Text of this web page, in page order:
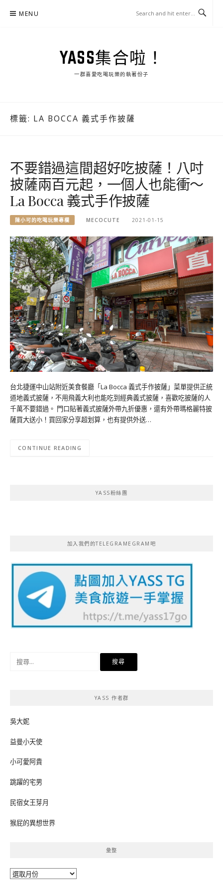
MENU
YASS集合啦！
一群喜愛吃喝玩樂的執著份子
標籤: LA BOCCA 義式手作披薩
不要錯過這間超好吃披薩！八吋
披薩兩百元起，一個人也能衝～
La Bocca 義式手作披薩
陳小可的吃喝玩樂專欄 MECOCUTE 2021-01-15
台北捷運中山站附近美食餐廳「La Bocca 義式手作披薩」菜單提供正統
道地義式披薩，不用飛義大利也能吃到經典義式披薩，喜歡吃披薩的人
千萬不要錯過。 門口貼著義式披薩外帶九折優惠，還有外帶瑪格麗特披
薩買大送小！買回家分享超划算，也有提供外送…
CONTINUE READING
YASS粉絲團
加入我們的TELEGRAMEGRAM吧
YASS 作者群
吳大妮
益曼小天使
小可愛阿貴
跳躍的宅男
民宿女王芽月
猴屁的異想世界
彙整
彙